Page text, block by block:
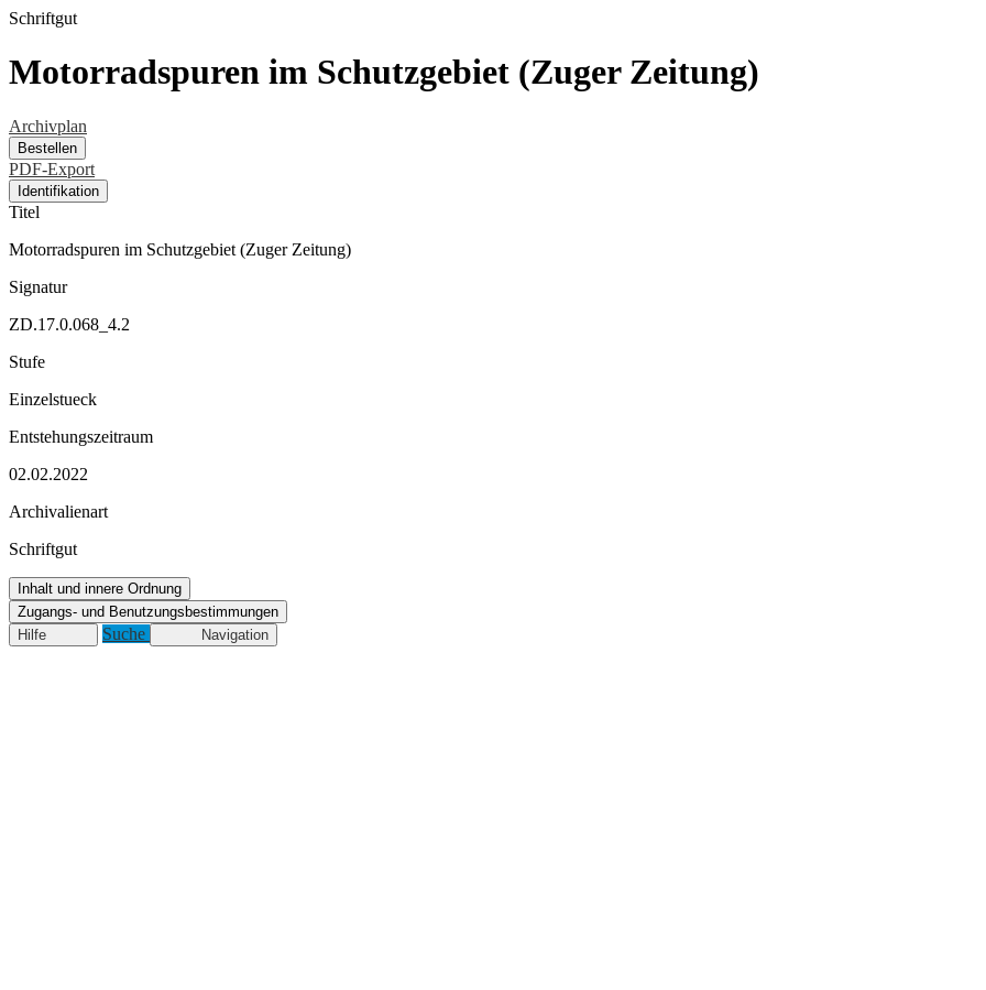
Schriftgut
Motorradspuren im Schutzgebiet (Zuger Zeitung)
Archivplan
Bestellen
PDF-Export
Identifikation
Titel
Motorradspuren im Schutzgebiet (Zuger Zeitung)
Signatur
ZD.17.0.068_4.2
Stufe
Einzelstueck
Entstehungszeitraum
02.02.2022
Archivalienart
Schriftgut
Inhalt und innere Ordnung
Zugangs- und Benutzungsbestimmungen
Hilfe
Suche Navigation